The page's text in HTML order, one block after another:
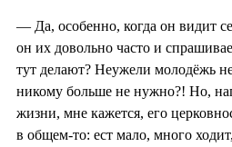
— Да, особенно, когда он видит
он их довольно часто и
тут делают? Неужели молодёжь
никому больше не нужно?! Но,
жизни, мне кажется, его
в общем-то: ест мало, много